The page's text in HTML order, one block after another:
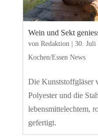
Wein und Sekt
von Redaktion| 30. Juli
Kochen/Essen News
Die Kunststoffgläser
Polyester und die
lebensmittelechtem,
gefertigt.